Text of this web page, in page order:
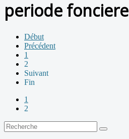
periode fonciere
Début
Précédent
1
2
Suivant
Fin
1
2